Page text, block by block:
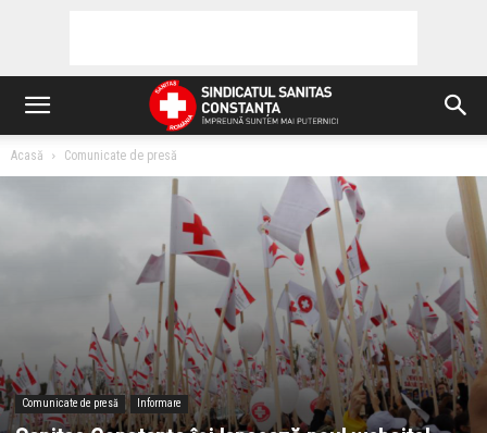
Acasă Comunicate de presă
Comunicate de presă Informare